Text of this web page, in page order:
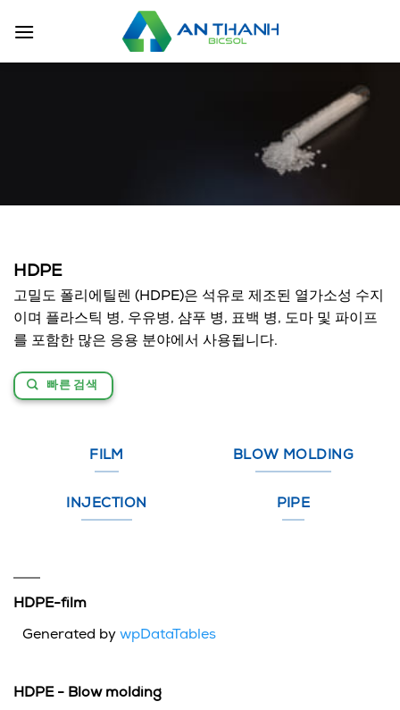
HDPE
고밀도 폴리에틸렌 (HDPE)은 석유로 제조된 열가소성 수지
이며 플라스틱 병, 우유병, 샴푸 병, 표백 병, 도마 및 파이프
를 포함한 많은 응용 분야에서 사용됩니다.
빠른 검색
FILM BLOW MOLDING
INJECTION PIPE
HDPE-film
Generated by wpDataTables
HDPE - Blow molding